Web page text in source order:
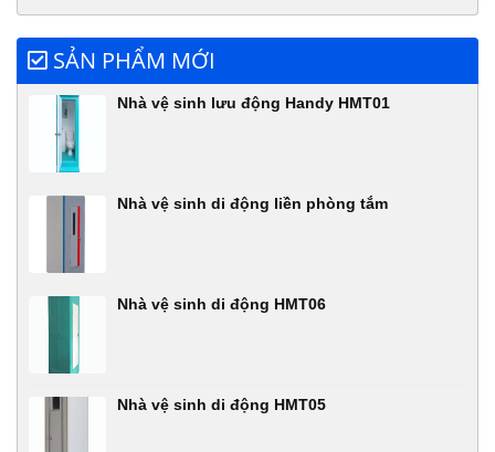
SẢN PHẨM MỚI
Nhà vệ sinh lưu động Handy HMT01
Nhà vệ sinh di động liền phòng tắm
Nhà vệ sinh di động HMT06
Nhà vệ sinh di động HMT05